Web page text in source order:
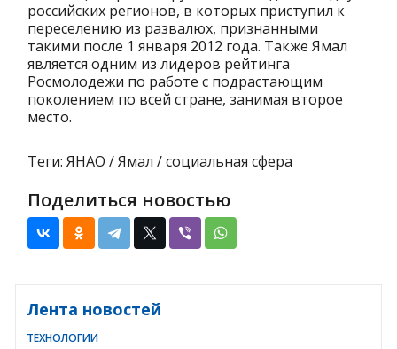
российских регионов, в которых приступил к
переселению из развалюх, признанными
такими после 1 января 2012 года. Также Ямал
является одним из лидеров рейтинга
Росмолодежи по работе с подрастающим
поколением по всей стране, занимая второе
место.
Теги: ЯНАО / Ямал / социальная сфера
Поделиться новостью
Лента новостей
ТЕХНОЛОГИИ